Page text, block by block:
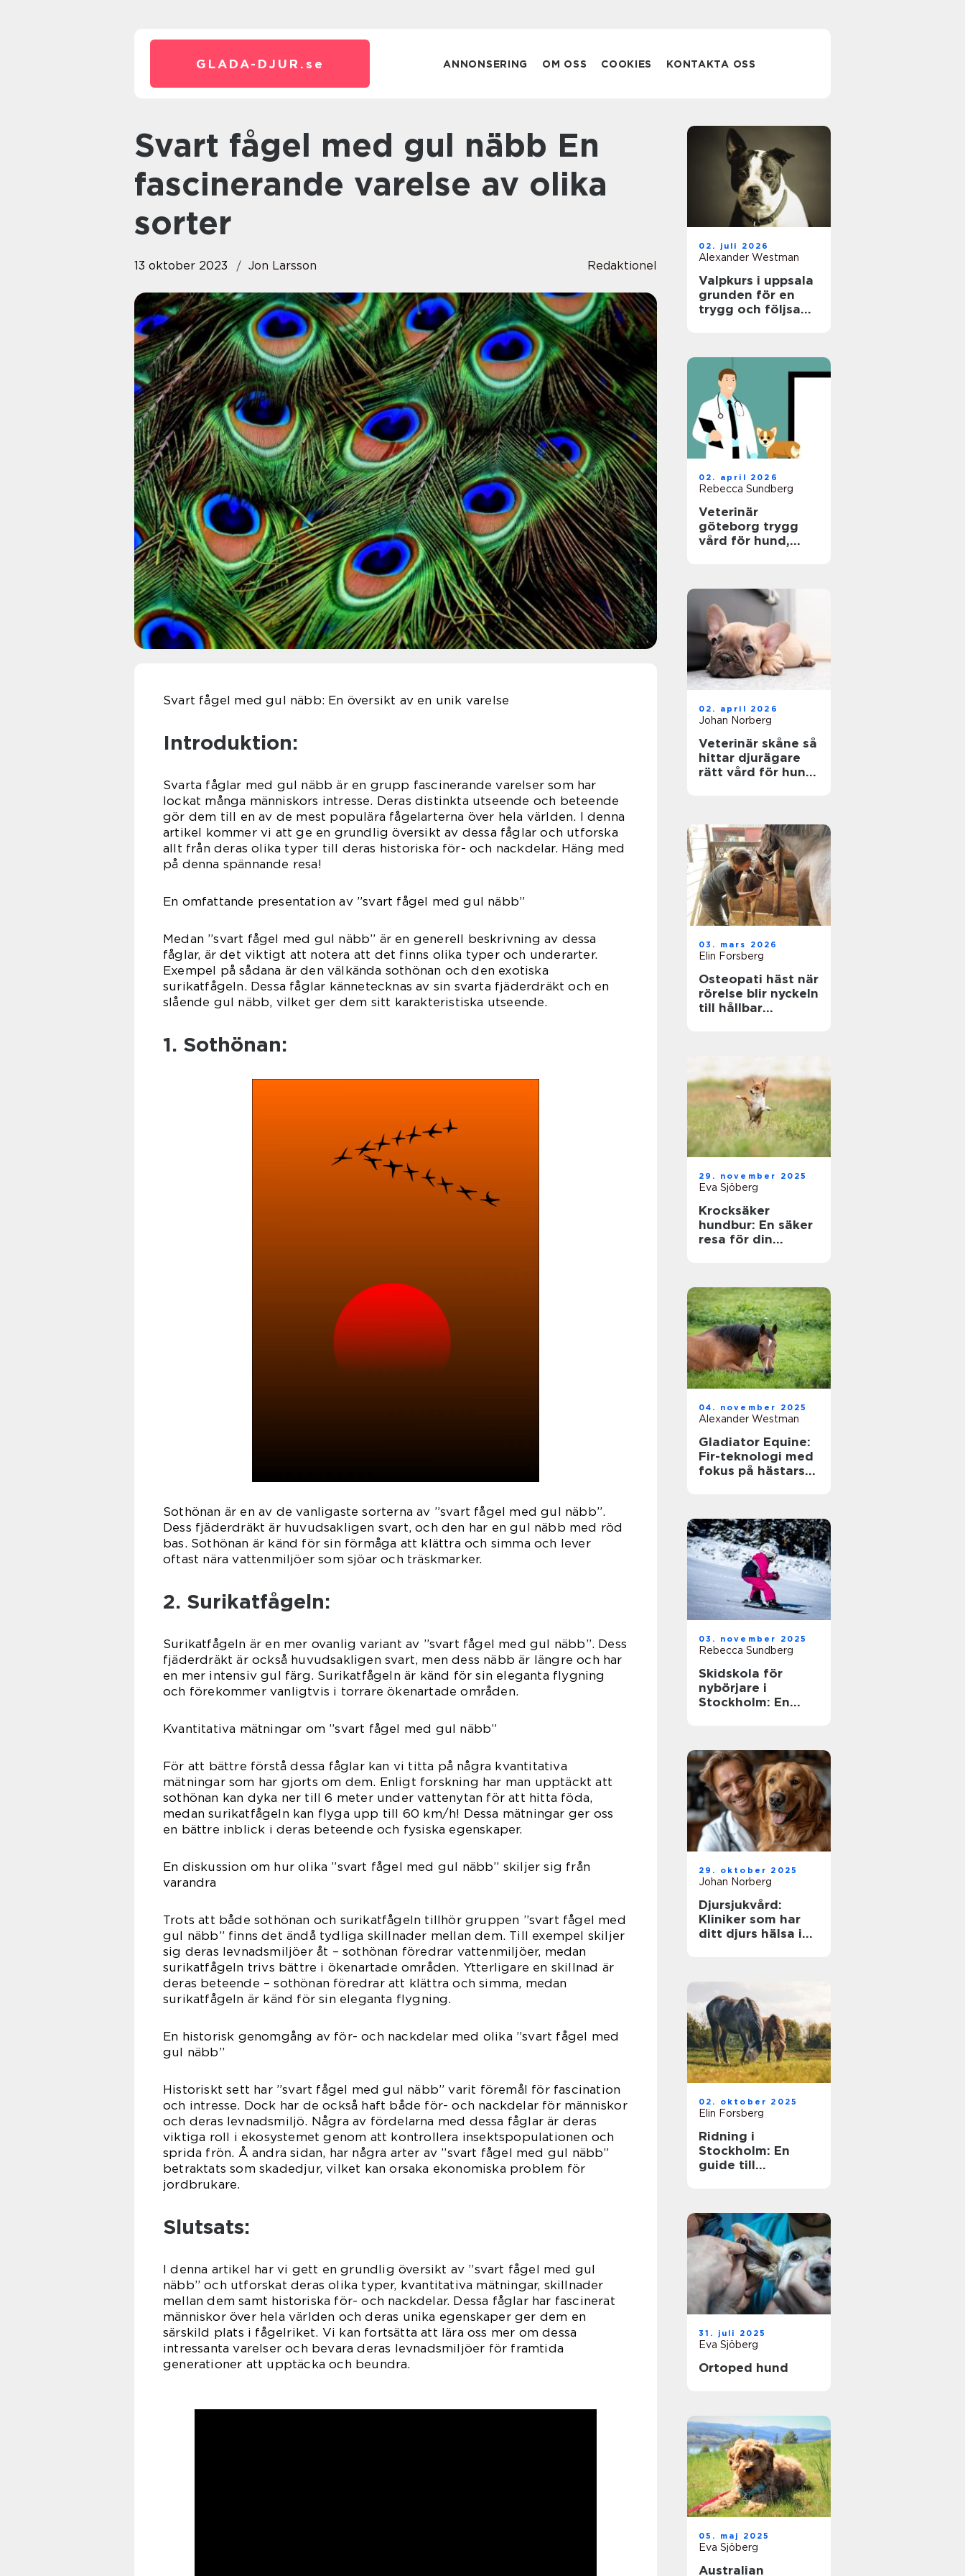
GLADA-DJUR. se ANNONSERING OM OSS COOKIES KONTAKTA OSS
Svart fågel med gul näbb En
fascinerande varelse av olika
sorter
13 oktober 2023 Jon Larsson Redaktionel
Svart fågel med gul näbb: En översikt av en unik varelse
Introduktion:
Svarta fåglar med gul näbb är en grupp fascinerande varelser som har
lockat många människors intresse. Deras distinkta utseende och beteende
gör dem till en av de mest populära fågelarterna över hela världen. I denna
artikel kommer vi att ge en grundlig översikt av dessa fåglar och utforska
allt från deras olika typer till deras historiska för- och nackdelar. Häng med
på denna spännande resa!
En omfattande presentation av ”svart fågel med gul näbb”
Medan ”svart fågel med gul näbb” är en generell beskrivning av dessa
fåglar, är det viktigt att notera att det finns olika typer och underarter.
Exempel på sådana är den välkända sothönan och den exotiska
surikatfågeln. Dessa fåglar kännetecknas av sin svarta fjäderdräkt och en
slående gul näbb, vilket ger dem sitt karakteristiska utseende.
1. Sothönan:
Sothönan är en av de vanligaste sorterna av ”svart fågel med gul näbb”.
Dess fjäderdräkt är huvudsakligen svart, och den har en gul näbb med röd
bas. Sothönan är känd för sin förmåga att klättra och simma och lever
oftast nära vattenmiljöer som sjöar och träskmarker.
2. Surikatfågeln:
Surikatfågeln är en mer ovanlig variant av ”svart fågel med gul näbb”. Dess
fjäderdräkt är också huvudsakligen svart, men dess näbb är längre och har
en mer intensiv gul färg. Surikatfågeln är känd för sin eleganta flygning
och förekommer vanligtvis i torrare ökenartade områden.
Kvantitativa mätningar om ”svart fågel med gul näbb”
För att bättre förstå dessa fåglar kan vi titta på några kvantitativa
mätningar som har gjorts om dem. Enligt forskning har man upptäckt att
sothönan kan dyka ner till 6 meter under vattenytan för att hitta föda,
medan surikatfågeln kan flyga upp till 60 km/h! Dessa mätningar ger oss
en bättre inblick i deras beteende och fysiska egenskaper.
En diskussion om hur olika ”svart fågel med gul näbb” skiljer sig från
varandra
Trots att både sothönan och surikatfågeln tillhör gruppen ”svart fågel med
gul näbb” finns det ändå tydliga skillnader mellan dem. Till exempel skiljer
sig deras levnadsmiljöer åt – sothönan föredrar vattenmiljöer, medan
surikatfågeln trivs bättre i ökenartade områden. Ytterligare en skillnad är
deras beteende – sothönan föredrar att klättra och simma, medan
surikatfågeln är känd för sin eleganta flygning.
En historisk genomgång av för- och nackdelar med olika ”svart fågel med
gul näbb”
Historiskt sett har ”svart fågel med gul näbb” varit föremål för fascination
och intresse. Dock har de också haft både för- och nackdelar för människor
och deras levnadsmiljö. Några av fördelarna med dessa fåglar är deras
viktiga roll i ekosystemet genom att kontrollera insektspopulationen och
sprida frön. Å andra sidan, har några arter av ”svart fågel med gul näbb”
betraktats som skadedjur, vilket kan orsaka ekonomiska problem för
jordbrukare.
Slutsats:
I denna artikel har vi gett en grundlig översikt av ”svart fågel med gul
näbb” och utforskat deras olika typer, kvantitativa mätningar, skillnader
mellan dem samt historiska för- och nackdelar. Dessa fåglar har fascinerat
människor över hela världen och deras unika egenskaper ger dem en
särskild plats i fågelriket. Vi kan fortsätta att lära oss mer om dessa
intressanta varelser och bevara deras levnadsmiljöer för framtida
generationer att upptäcka och beundra.
02. juli 2026
Alexander Westman
Valpkurs i uppsala
grunden för en
trygg och följsam
02. april 2026
Rebecca Sundberg
Veterinär
göteborg trygg
vård för hund,
02. april 2026
Johan Norberg
Veterinär skåne så
hittar djurägare
rätt vård för hund
03. mars 2026
Elin Forsberg
Osteopati häst när
rörelse blir nyckeln
till hållbar
29. november 2025
Eva Sjöberg
Krocksäker
hundbur: En säker
resa för din
04. november 2025
Alexander Westman
Gladiator Equine:
Fir-teknologi med
fokus på hästars
03. november 2025
Rebecca Sundberg
Skidskola för
nybörjare i
Stockholm: En
29. oktober 2025
Johan Norberg
Djursjukvård:
Kliniker som har
ditt djurs hälsa i
02. oktober 2025
Elin Forsberg
Ridning i
Stockholm: En
guide till
31. juli 2025
Eva Sjöberg
Ortoped hund
05. maj 2025
Eva Sjöberg
Australian